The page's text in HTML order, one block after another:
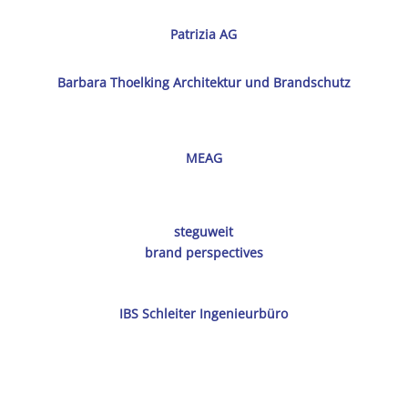
Patrizia AG
Barbara Thoelking Architektur und Brandschutz
MEAG
steguweit
brand perspectives
IBS Schleiter Ingenieurbüro